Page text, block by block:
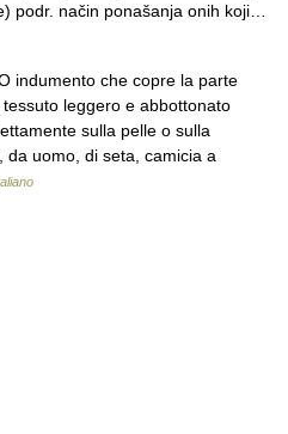
podr. način ponašanja onih koji…
indumento che copre la parte
leggero e abbottonato
sulla pelle o sulla
da uomo, di seta, camicia a